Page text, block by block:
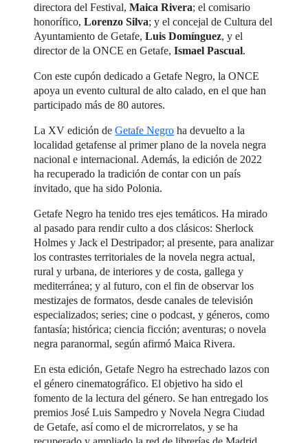
directora del Festival,Maica Rivera; el comisario
honorífico,Lorenzo Silva; y el concejal de Cultura del
Ayuntamiento de Getafe,Luis Domínguez, y el
director de la ONCE en Getafe,Ismael Pascual.
Con este cupón dedicado a Getafe Negro, la ONCE
apoya un evento cultural de alto calado, en el que han
participado más de 80 autores.
La XV edición deGetafe Negro ha devuelto a la
localidad getafense al primer plano de la novela negra
nacional e internacional. Además, la edición de 2022
ha recuperado la tradición de contar con un país
invitado, que ha sido Polonia.
Getafe Negro ha tenido tres ejes temáticos. Ha mirado
al pasado para rendir culto a dos clásicos: Sherlock
Holmes y Jack el Destripador; al presente, para analizar
los contrastes territoriales de la novela negra actual,
rural y urbana, de interiores y de costa, gallega y
mediterránea; y al futuro, con el fin de observar los
mestizajes de formatos, desde canales de televisión
especializados; series; cine o podcast, y géneros, como
fantasía; histórica; ciencia ficción; aventuras; o novela
negra paranormal, según afirmó Maica Rivera.
En esta edición, Getafe Negro ha estrechado lazos con
el género cinematográfico. El objetivo ha sido el
fomento de la lectura del género. Se han entregado los
premios José Luis Sampedro y Novela Negra Ciudad
de Getafe, así como el de microrrelatos, y se ha